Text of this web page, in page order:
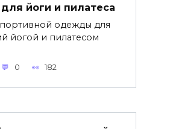
йоги и пилатеса
одежды для
йогой и пилатесом
0 182